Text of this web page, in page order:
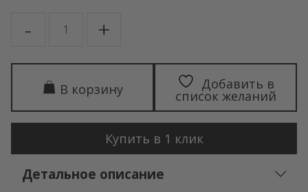
- товара +
В корзину Добавить в
список желаний
Купить в 1 клик
Детальное описание